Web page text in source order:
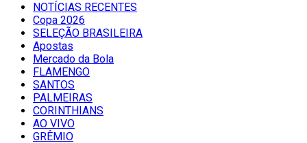
NOTÍCIAS RECENTES
Copa 2026
SELEÇÃO BRASILEIRA
Apostas
Mercado da Bola
FLAMENGO
SANTOS
PALMEIRAS
CORINTHIANS
AO VIVO
GRÊMIO